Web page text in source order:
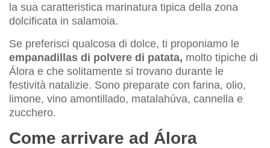
la sua caratteristica marinatura tipica della zona
dolcificata in salamoia.
Se preferisci qualcosa di dolce, ti proponiamo le
empanadillas di polvere di patata, molto tipiche di
Álora e che solitamente si trovano durante le
festività natalizie. Sono preparate con farina, olio,
limone, vino amontillado, matalahúva, cannella e
zucchero.
Come arrivare ad Álora